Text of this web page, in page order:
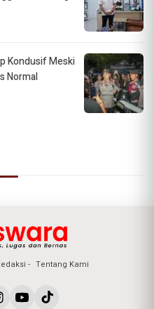
Kondusif Meski
Normal
Tentang Kami